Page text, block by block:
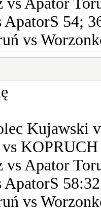
54;
vs
Kujawski
vs Apator
58:32
vs